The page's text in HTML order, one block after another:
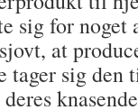
sig for noget
at
sig den
deres